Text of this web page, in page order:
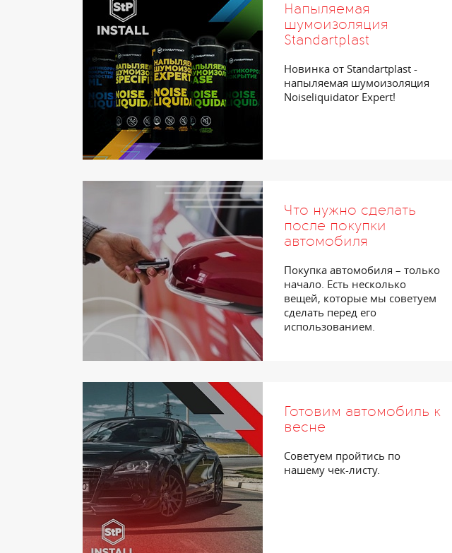
Напыляемая
шумоизоляция
Standartplast
Новинка от Standartplast -
напыляемая шумоизоляция
Noiseliquidator Expert!
Что нужно сделать
после покупки
автомобиля
Покупка автомобиля – только
начало. Есть несколько
вещей, которые мы советуем
сделать перед его
использованием.
Готовим автомобиль к
весне
Советуем пройтись по
нашему чек-листу.